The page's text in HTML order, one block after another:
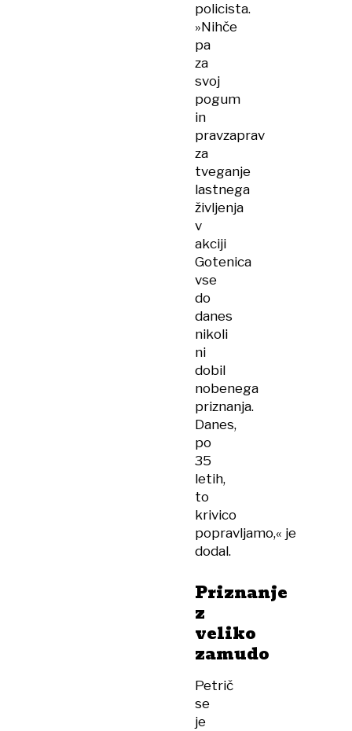
policista.
»Nihče
pa
za
svoj
pogum
in
pravzaprav
za
tveganje
lastnega
življenja
v
akciji
Gotenica
vse
do
danes
nikoli
ni
dobil
nobenega
priznanja.
Danes,
po
35
letih,
to
krivico
popravljamo,« je
dodal.
Priznanje
z
veliko
zamudo
Petrič
se
je